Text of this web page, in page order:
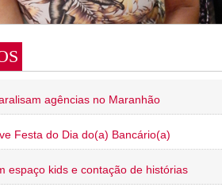
agências no Maranhão
Festa do Dia do(a) Bancário(a)
espaço kids e contação de histórias